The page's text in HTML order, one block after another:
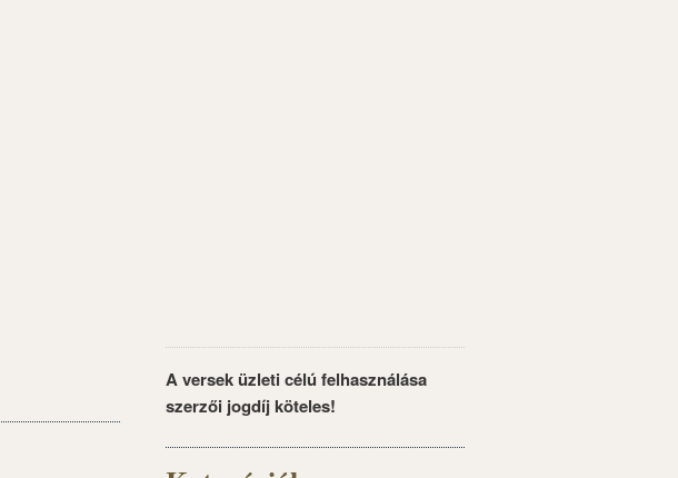
A versek üzleti célú felhasználása
szerzői jogdíj köteles!